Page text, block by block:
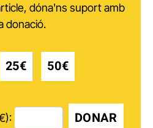
dóna'ns suport amb
donació.
25€ 50€
DONAR